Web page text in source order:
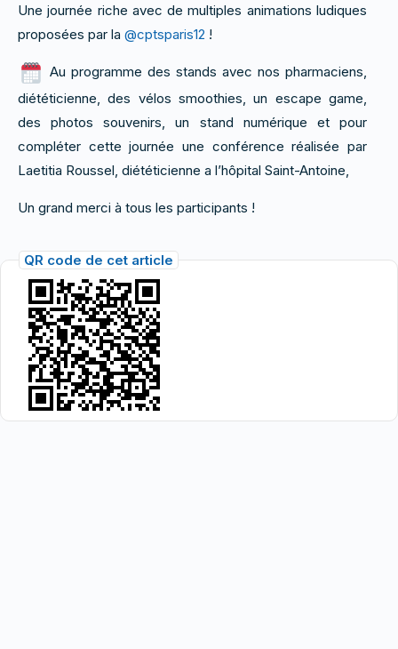
Une journée riche avec de multiples animations ludiques
proposées par la @cptsparis12 !
Au programme des stands avec nos pharmaciens,
diététicienne, des vélos smoothies, un escape game,
des photos souvenirs, un stand numérique et pour
compléter cette journée une conférence réalisée par
Laetitia Roussel, diététicienne a l’hôpital Saint-Antoine,
Un grand merci à tous les participants !
QR code de cet article